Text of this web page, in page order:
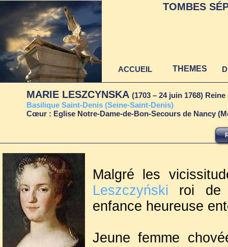
Malgré les
Leszczyński roi de
enfance heureuse
Jeune femme
MARIE LESZCYNSKA (1703 – 24 juin 1768)
Basilique Saint-Denis (Seine-Saint-Denis)
Cœur : Eglise Notre-Dame-de-Bon-Secours de Nancy
TOMBES
ACCUEIL THEMES